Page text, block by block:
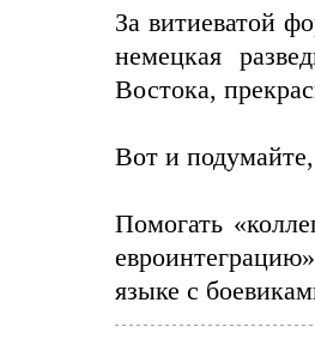
За витиеватой
немецкая
Востока,
Вот и
Помогать
языке с